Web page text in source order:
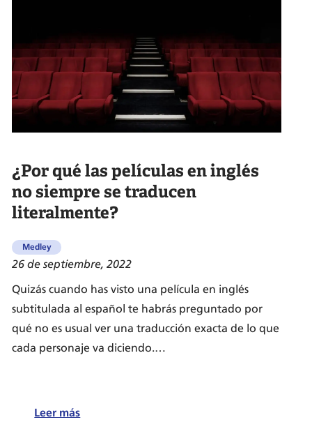
¿Por qué las películas en inglés
no siempre se traducen
literalmente?
Medley
26 de septiembre, 2022
Quizás cuando has visto una película en inglés
subtitulada al español te habrás preguntado por
qué no es usual ver una traducción exacta de lo que
cada personaje va diciendo.…
Leer más: